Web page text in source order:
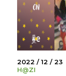
2022 / 12 / 23
H@ZI